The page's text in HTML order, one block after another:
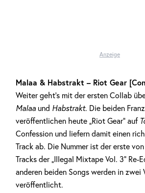
Anzeige
Malaa & Habstrakt – Riot Gear
Weiter geht’s mit der ersten Collab
Malaa und Habstrakt. Die beiden
veröffentlichen heute „Riot Gear“ auf
Confession und liefern damit einen
Track ab. Die Nummer ist der erste
Tracks der „Illegal Mixtape Vol. 3“ Re-
anderen beiden Songs werden in zwei
veröffentlicht.